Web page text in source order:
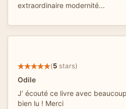
extraordinaire modernité...
(5 stars)
Odile
J’ écouté ce livre avec
bien lu ! Merci